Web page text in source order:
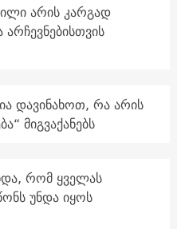
არის კარგად
დავინახოთ, რა არის
მიგვაქანებს
რომ ყველას
უნდა იყოს